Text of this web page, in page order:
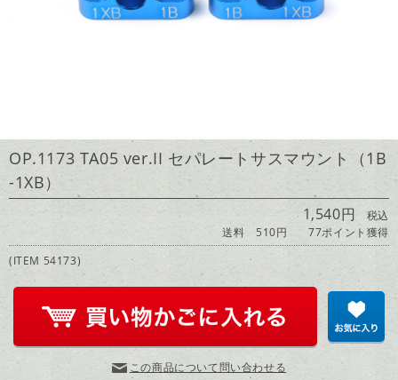
OP.1173 TA05 ver.II セパレートサスマウント（1B
-1XB）
1,540円税込
送料 510円
77ポイント獲得
(ITEM 54173)
この商品について問い合わせる